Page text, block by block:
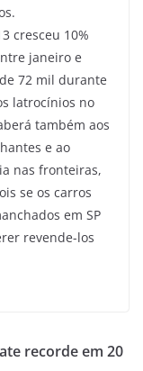
cresceu 10%
janeiro e
72 mil durante
latrocínios no
também aos
e ao
nas fronteiras,
se os carros
em SP
revende-los
recorde em 20